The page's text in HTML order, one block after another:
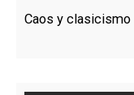
Caos y clasicismo